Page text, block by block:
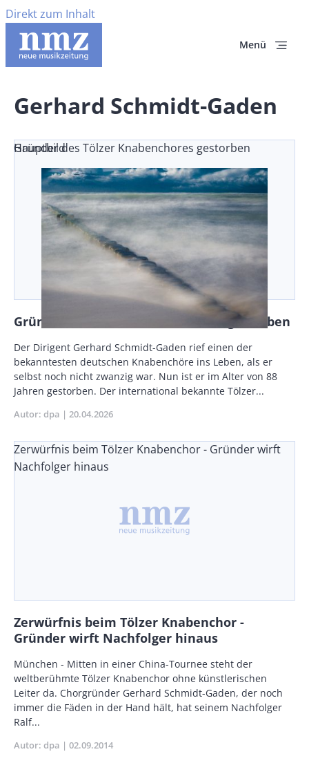
Direkt zum Inhalt
Menü
Gerhard Schmidt-Gaden
Gründer des Tölzer Knabenchores gestorben
Hauptbild
Gründer des Tölzer Knabenchores gestorben
Body
Der Dirigent Gerhard Schmidt-Gaden rief einen der
bekanntesten deutschen Knabenchöre ins Leben, als er
selbst noch nicht zwanzig war. Nun ist er im Alter von 88
Jahren gestorben. Der international bekannte Tölzer...
Autor dpa Publikationsdatum
20.04.2026
Zerwürfnis beim Tölzer Knabenchor - Gründer wirft
Nachfolger hinaus
Zerwürfnis beim Tölzer Knabenchor -
Gründer wirft Nachfolger hinaus
Body
München - Mitten in einer China-Tournee steht der
weltberühmte Tölzer Knabenchor ohne künstlerischen
Leiter da. Chorgründer Gerhard Schmidt-Gaden, der noch
immer die Fäden in der Hand hält, hat seinem Nachfolger
Ralf...
Autor dpa Publikationsdatum
02.09.2014